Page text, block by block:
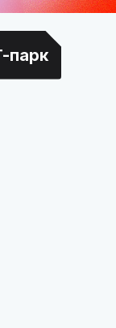
парк